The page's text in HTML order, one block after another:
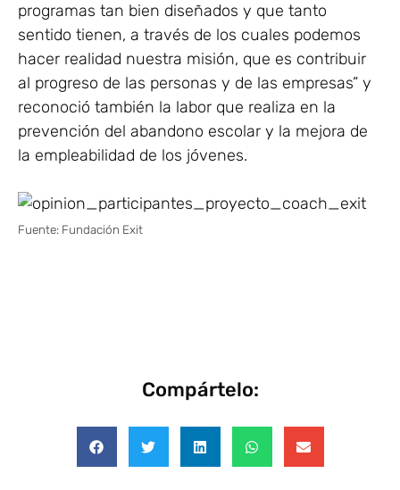
programas tan bien diseñados y que tanto
sentido tienen, a través de los cuales podemos
hacer realidad nuestra misión, que es contribuir
al progreso de las personas y de las empresas” y
reconoció también la labor que realiza en la
prevención del abandono escolar y la mejora de
la empleabilidad de los jóvenes.
Fuente: Fundación Exit
Compártelo: